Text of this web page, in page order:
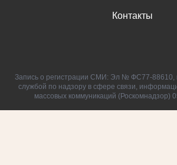
Контакты
Запись о регистрации СМИ: Эл № ФС77-88610,
службой по надзору в сфере связи,
массовых коммуникаций (Роскомнадзор)